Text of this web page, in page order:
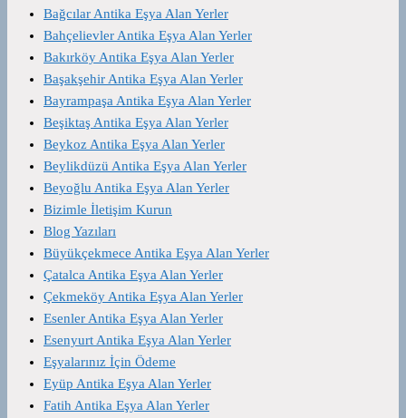
Bağcılar Antika Eşya Alan Yerler
Bahçelievler Antika Eşya Alan Yerler
Bakırköy Antika Eşya Alan Yerler
Başakşehir Antika Eşya Alan Yerler
Bayrampaşa Antika Eşya Alan Yerler
Beşiktaş Antika Eşya Alan Yerler
Beykoz Antika Eşya Alan Yerler
Beylikdüzü Antika Eşya Alan Yerler
Beyoğlu Antika Eşya Alan Yerler
Bizimle İletişim Kurun
Blog Yazıları
Büyükçekmece Antika Eşya Alan Yerler
Çatalca Antika Eşya Alan Yerler
Çekmeköy Antika Eşya Alan Yerler
Esenler Antika Eşya Alan Yerler
Esenyurt Antika Eşya Alan Yerler
Eşyalarınız İçin Ödeme
Eyüp Antika Eşya Alan Yerler
Fatih Antika Eşya Alan Yerler